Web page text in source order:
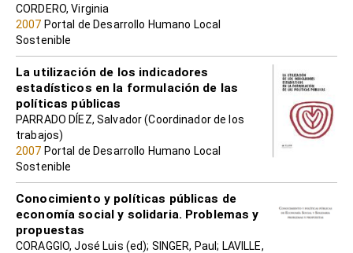
CORDERO, Virginia
2007 Portal de Desarrollo Humano Local
Sostenible
La utilización de los indicadores
estadísticos en la formulación de las
políticas públicas
PARRADO DÍEZ, Salvador (Coordinador de los
trabajos)
2007 Portal de Desarrollo Humano Local
Sostenible
Conocimiento y políticas públicas de
economía social y solidaria. Problemas y
propuestas
CORAGGIO, José Luis (ed); SINGER, Paul; LAVILLE,